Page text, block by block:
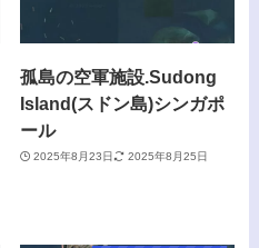
孤島の空軍施設.Sudong
Island(スドン島)シンガポ
ール
2025年8月23日 2025年8月25日